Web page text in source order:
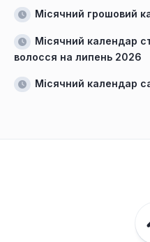
Місячний грошовий
Місячний календар
волосся на липень 2026
Місячний календар